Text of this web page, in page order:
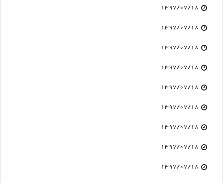
1397/07/18
1397/07/18
1397/07/18
1397/07/18
1397/07/18
1397/07/18
1397/07/18
1397/07/18
1397/07/18